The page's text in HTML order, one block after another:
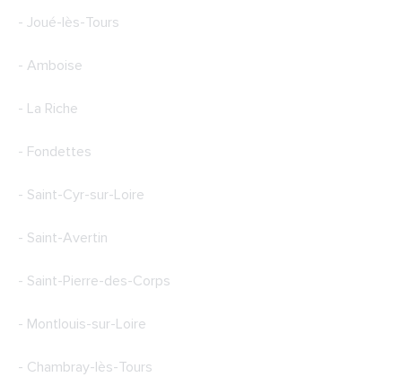
- Joué-lès-Tours
- Amboise
- La Riche
- Fondettes
- Saint-Cyr-sur-Loire
- Saint-Avertin
- Saint-Pierre-des-Corps
- Montlouis-sur-Loire
- Chambray-lès-Tours